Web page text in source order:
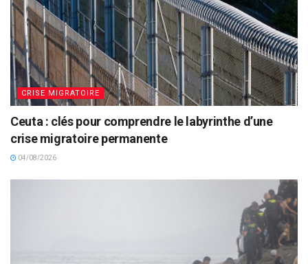
CRISE MIGRATOIRE
Ceuta : clés pour comprendre le labyrinthe d’une
crise migratoire permanente
04/08/2026